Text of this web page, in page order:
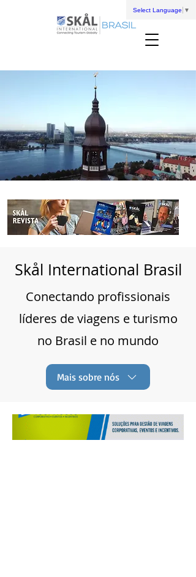
Select Language ▼
Skål International Brasil
Conectando profissionais
líderes de viagens e turismo
no Brasil e no mundo
Mais sobre nós